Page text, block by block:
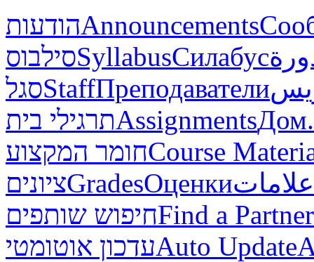
הודעותAnnouncements
סילבוסSyllabusСилабус
סגלStaffПреподаватели
תרגילי ביתAssignmentsДом.
חומר המקצועCourse
ציוניםGradesОценкиعلامات
חיפוש שותפיםFind a Partner
עדכון אוטומטיAuto Update